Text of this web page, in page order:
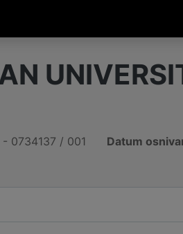
- 0734137 / 001 Datum